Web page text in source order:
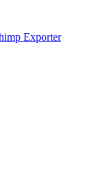
Exporter